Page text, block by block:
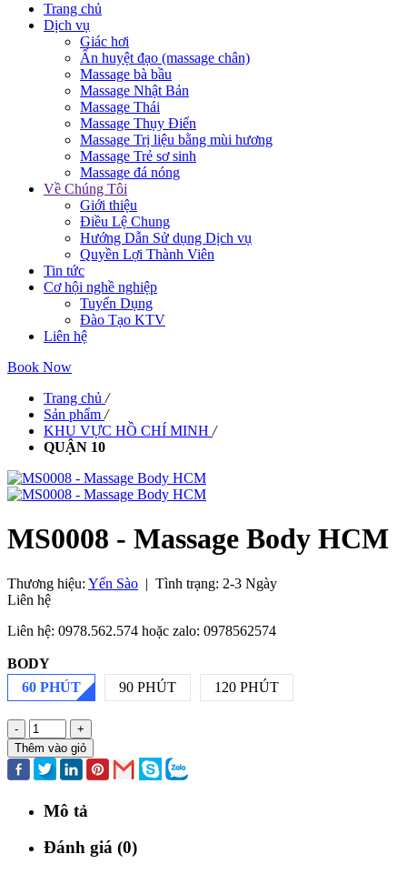
Trang chủ
Dịch vụ
Giác hơi
Ấn huyệt đạo (massage chân)
Massage bà bầu
Massage Nhật Bản
Massage Thái
Massage Thụy Điển
Massage Trị liệu bằng mùi hương
Massage Trẻ sơ sinh
Massage đá nóng
Về Chúng Tôi
Giới thiệu
Điều Lệ Chung
Hướng Dẫn Sử dụng Dịch vụ
Quyền Lợi Thành Viên
Tin tức
Cơ hội nghề nghiệp
Tuyển Dụng
Đào Tạo KTV
Liên hệ
Book Now
Trang chủ /
Sản phẩm /
KHU VỰC HỒ CHÍ MINH /
QUẬN 10
MS0008 - Massage Body HCM
Thương hiệu: Yến Sào | Tình trạng: 2-3 Ngày
Liên hệ
Liên hệ: 0978.562.574 hoặc zalo: 0978562574
BODY
60 PHÚT
90 PHÚT 120 PHÚT
-
+
Thêm vào giỏ
Mô tả
Đánh giá (0)